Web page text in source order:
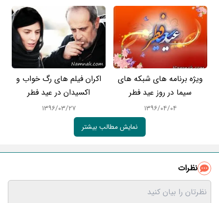
ویژه برنامه های شبکه های
سیما در روز عید فطر
۱۳۹۶/۰۴/۰۴
اکران فیلم های رگ خواب و
اکسیدان در عید فطر
۱۳۹۶/۰۳/۲۷
نمایش مطالب بیشتر
نظرات